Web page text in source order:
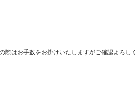
際はお手数をお掛けいたしますがご確認よろしく